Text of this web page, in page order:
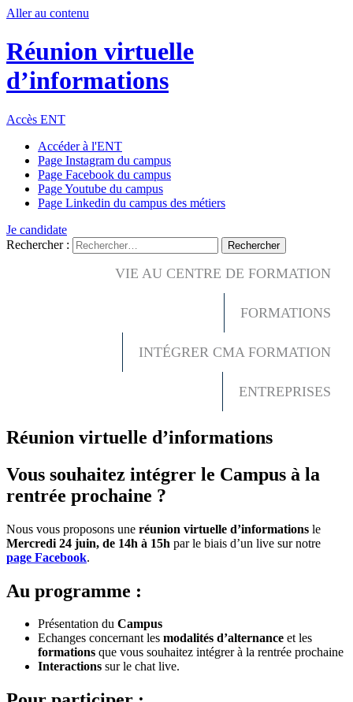
Aller au contenu
Réunion virtuelle
d’informations
Accès ENT
Accéder à l'ENT
Page Instagram du campus
Page Facebook du campus
Page Youtube du campus
Page Linkedin du campus des métiers
Je candidate
Rechercher :
VIE AU CENTRE DE FORMATION
FORMATIONS
INTÉGRER CMA FORMATION
ENTREPRISES
Réunion virtuelle d’informations
Vous souhaitez intégrer le Campus à la
rentrée prochaine ?
Nous vous proposons une réunion virtuelle d’informations le
Mercredi 24 juin, de 14h à 15h par le biais d’un live sur notre
page Facebook.
Au programme :
Présentation du Campus
Echanges concernant les modalités d’alternance et les
formations que vous souhaitez intégrer à la rentrée prochaine
Interactions sur le chat live.